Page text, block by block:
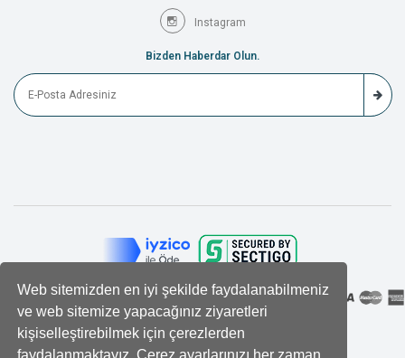
Web sitemizden en iyi şekilde faydalanabilmeniz
ve web sitemize yapacağınız ziyaretleri
kişiselleştirebilmek için çerezlerden
faydalanmaktayız. Çerez ayarlarınızı her zaman
Instagram
Bizden Haberdar Olun.